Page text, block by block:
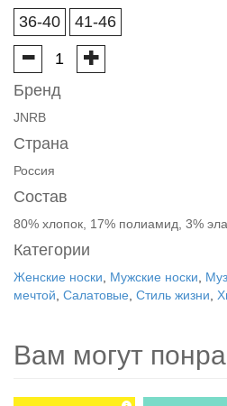
36-40
41-46
Бренд
JNRB
Страна
Россия
Состав
80% хлопок, 17% полиамид, 3%
Категории
Женские носки Мужские носки
мечтой Салатовые Стиль жизни
Вам могут